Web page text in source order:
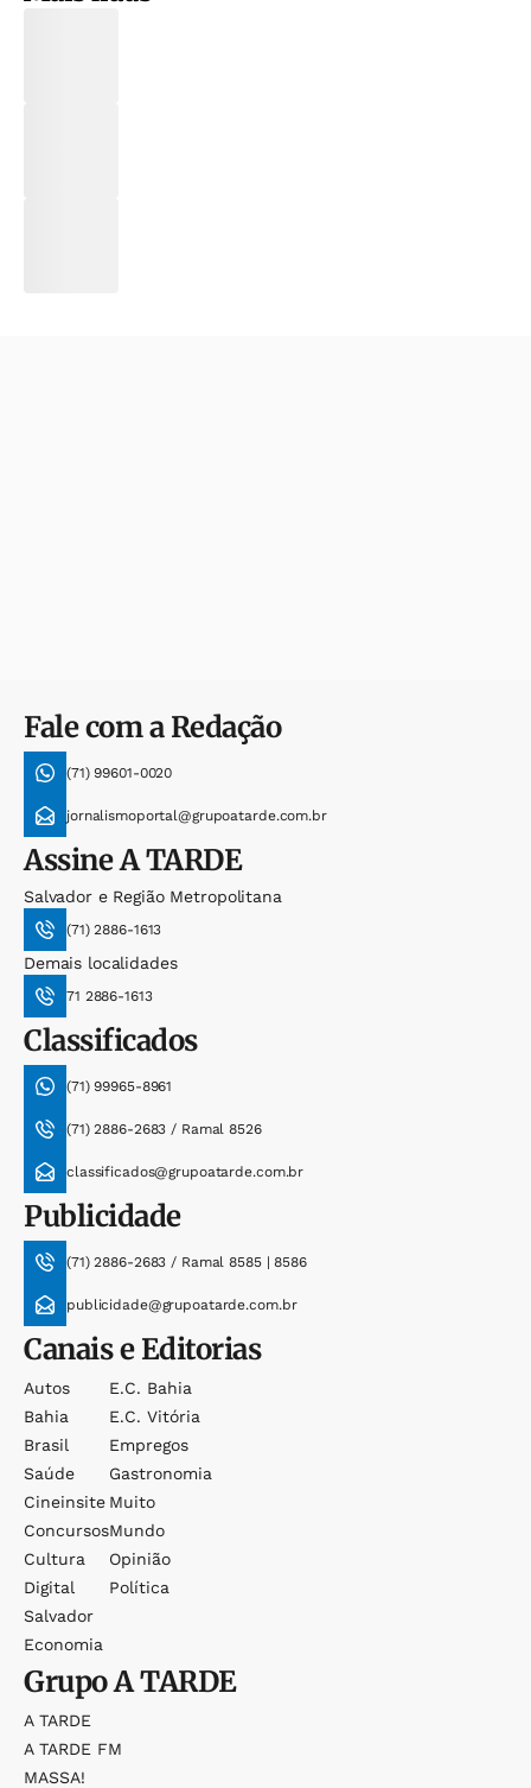
Fale com a Redação
(71) 99601-0020
jornalismoportal@grupoatarde.com.br
AssineA TARDE
Salvador e Região Metropolitana
(71) 2886-1613
Demais localidades
71 2886-1613
Classificados
(71) 99965-8961
(71) 2886-2683 / Ramal 8526
classificados@grupoatarde.com.br
Publicidade
(71) 2886-2683 / Ramal 8585 | 8586
publicidade@grupoatarde.com.br
Canais e Editorias
Autos
Bahia
Brasil
Saúde
Cineinsite
Concursos
Cultura
Digital
Salvador
Economia
E.c. Bahia
E.c. Vitória
Empregos
Gastronomia
Muito
Mundo
Opinião
Política
GrupoA TARDE
A TARDE
A TARDE FM
MASSA!